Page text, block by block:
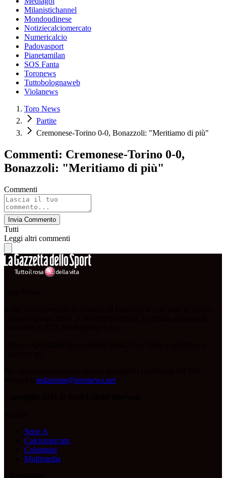
Milanistichannel
Mondoudinese
Notiziecalciomercato
Numericalcio
Padovasport
Pianetamilan
SOS Fanta
Toronews
Tuttobolognaweb
Violanews
Toro News
Partite
Cremonese-Torino 0-0, Bonazzoli: "Meritiamo di più"
Commenti: Cremonese-Torino 0-0,
Bonazzoli: "Meritiamo di più"
Commenti
Invia Commento
Tutti
Leggi altri commenti
redazione@toronews.net
Serie A
Calciomercato
Columnist
Multimedia